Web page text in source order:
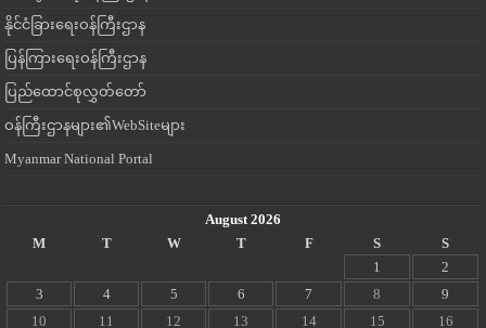
နိုင်ငံခြားရေးဝန်ကြီးဌာန
ပြန်ကြားရေးဝန်ကြီးဌာန
ပြည်ထောင်စုလွှတ်တော်
ဝန်ကြီးဌာနများ၏WebSiteများ
Myanmar National Portal
August 2026
M
T W T F S
S
1
2
3
4 5 6 7 8
9
10
11 12 13 14 15
16